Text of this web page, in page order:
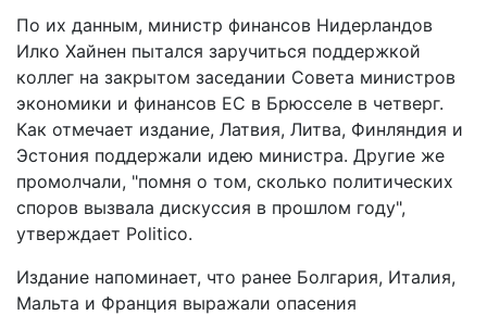
По их данным, министр финансов Нидерландов
Илко Хайнен пытался заручиться поддержкой
коллег на закрытом заседании Совета министров
экономики и финансов ЕС в Брюсселе в четверг.
Как отмечает издание, Латвия, Литва, Финляндия и
Эстония поддержали идею министра. Другие же
промолчали, "помня о том, сколько политических
споров вызвала дискуссия в прошлом году",
утверждает Politico.
Издание напоминает, что ранее Болгария, Италия,
Мальта и Франция выражали опасения